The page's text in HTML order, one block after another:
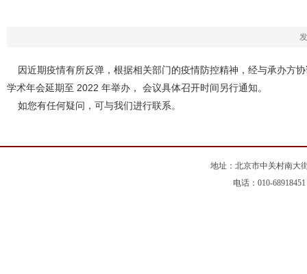
因近期疫情有所反弹，根据相关部门的疫情防控精神，经与承办方
学术年会延期至 2022 年举办， 会议具体召开时间另行通知。
如您有任何疑问，可与我们进行联系。
地址：北京市中关村南大
电话：010-